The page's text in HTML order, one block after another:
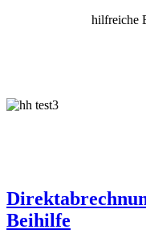
hilfreiche
Beihilfe